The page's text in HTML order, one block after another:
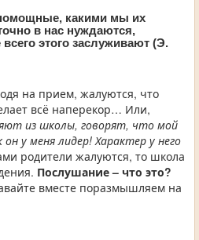
какими мы их
в нас нуждаются,
этого заслуживают (Э.
на прием, жалуются, что
всё наперекор… Или,
из школы, говорят, что мой
у меня лидер! Характер у него
родители жалуются, то школа
Послушание – что это?
вместе поразмышляем на